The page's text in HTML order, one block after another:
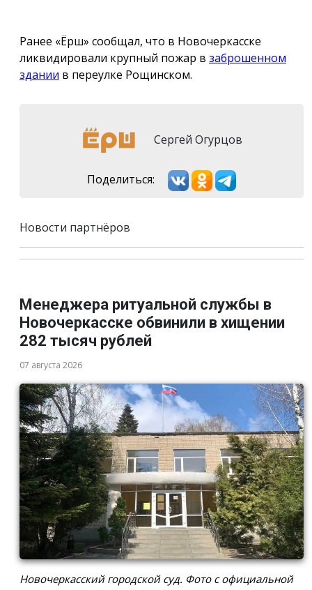
Ранее «Ёрш» сообщал, что в Новочеркасске
ликвидировали крупный пожар в заброшенном
здании в переулке Рощинском.
Сергей Огурцов
Поделиться:
Новости партнёров
Менеджера ритуальной службы в
Новочеркасске обвинили в хищении
282 тысяч рублей
07 августа 2026
Новочеркасский городской суд. Фото с официальной